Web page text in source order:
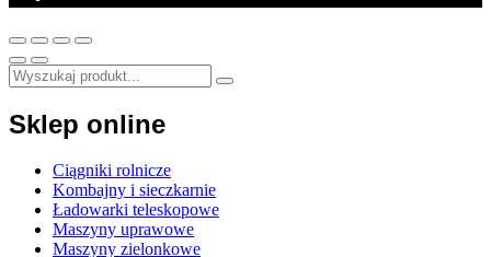
Sklep online
Ciągniki rolnicze
Kombajny i sieczkarnie
Ładowarki teleskopowe
Maszyny uprawowe
Maszyny zielonkowe